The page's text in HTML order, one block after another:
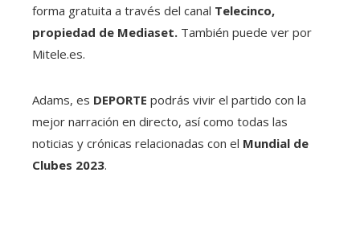
forma gratuita a través del canal Telecinco,
propiedad de Mediaset. También puede ver por
Mitele.es.
Adams, es DEPORTE podrás vivir el partido con la
mejor narración en directo, así como todas las
noticias y crónicas relacionadas con el Mundial de
Clubes 2023.